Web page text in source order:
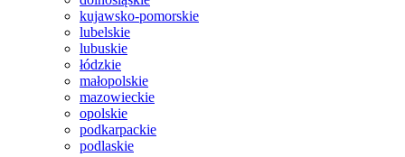
kujawsko-pomorskie
lubelskie
lubuskie
łódzkie
małopolskie
mazowieckie
opolskie
podkarpackie
podlaskie